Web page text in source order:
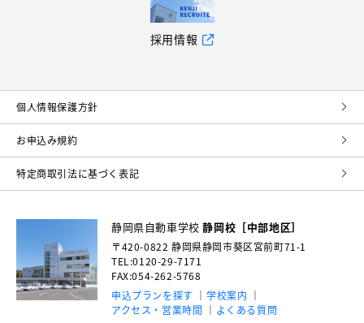
採用情報
個⼈情報保護⽅針
お申込み規約
特定商取引法に基づく表記
静岡県自動車学校静岡校［中部地区］
〒420-0822 静岡県静岡市葵区宮前町71-1
TEL:0120-29-7171
FAX:054-262-5768
申込プランを探す
学校案内
アクセス・営業時間
よくある質問